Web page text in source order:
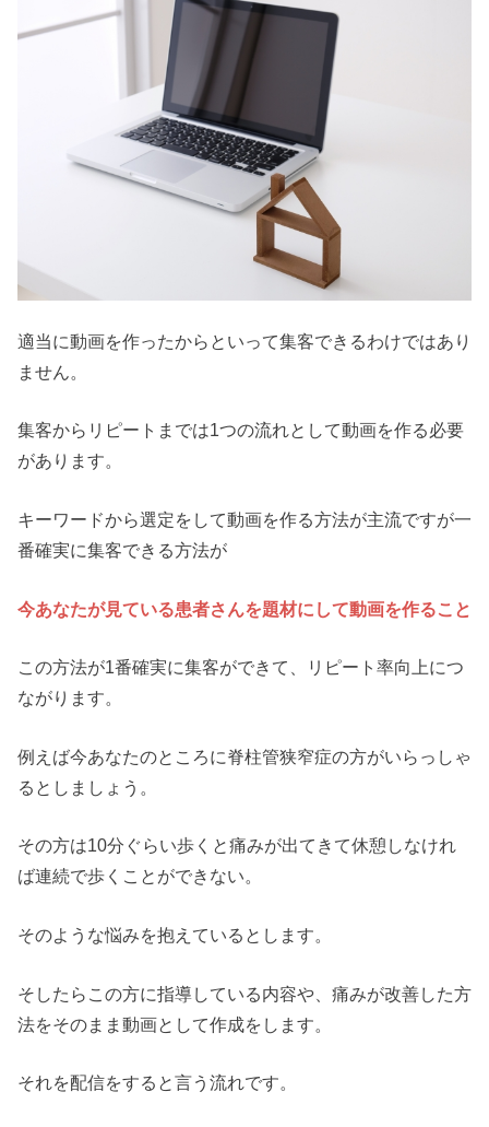
適当に動画を作ったからといって集客できるわけではあり
ません。
集客からリピートまでは1つの流れとして動画を作る必要
があります。
キーワードから選定をして動画を作る方法が主流ですが一
番確実に集客できる方法が
今あなたが見ている患者さんを題材にして動画を作ること
この方法が1番確実に集客ができて、リピート率向上につ
ながります。
例えば今あなたのところに脊柱管狭窄症の方がいらっしゃ
るとしましょう。
その方は10分ぐらい歩くと痛みが出てきて休憩しなけれ
ば連続で歩くことができない。
そのような悩みを抱えているとします。
そしたらこの方に指導している内容や、痛みが改善した方
法をそのまま動画として作成をします。
それを配信をすると言う流れです。